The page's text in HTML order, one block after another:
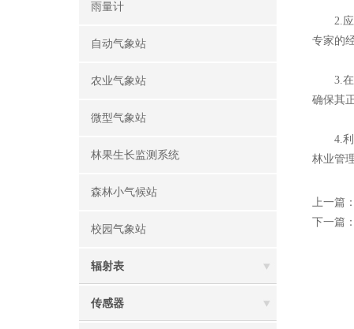
雨量计
自动气象站
农业气象站
微型气象站
林果生长监测系统
森林小气候站
校园气象站
辐射表
传感器
2.应建
专家的
3.在数
确保其
4.利用
林业管
上一篇
下一篇